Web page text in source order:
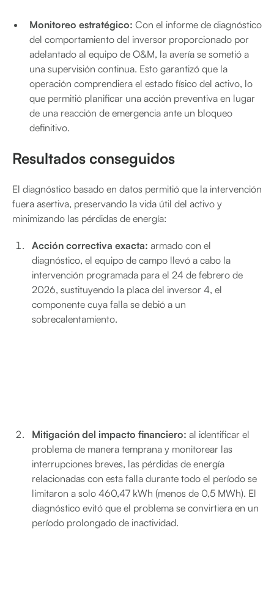
Monitoreo estratégico: Con el informe de diagnóstico
del comportamiento del inversor proporcionado por
adelantado al equipo de O&M, la avería se sometió a
una supervisión continua. Esto garantizó que la
operación comprendiera el estado físico del activo, lo
que permitió planificar una acción preventiva en lugar
de una reacción de emergencia ante un bloqueo
definitivo.
Resultados conseguidos
El diagnóstico basado en datos permitió que la intervención
fuera asertiva, preservando la vida útil del activo y
minimizando las pérdidas de energía:
Acción correctiva exacta: armado con el
diagnóstico, el equipo de campo llevó a cabo la
intervención programada para el 24 de febrero de
2026, sustituyendo la placa del inversor 4, el
componente cuya falla se debió a un
sobrecalentamiento.
Mitigación del impacto financiero: al identificar el
problema de manera temprana y monitorear las
interrupciones breves, las pérdidas de energía
relacionadas con esta falla durante todo el período se
limitaron a solo 460,47 kWh (menos de 0,5 MWh). El
diagnóstico evitó que el problema se convirtiera en un
período prolongado de inactividad.